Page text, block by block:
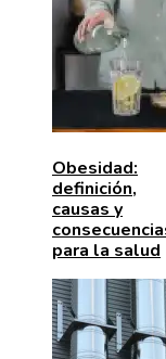
Obesidad:
definición,
causas y
para la salud